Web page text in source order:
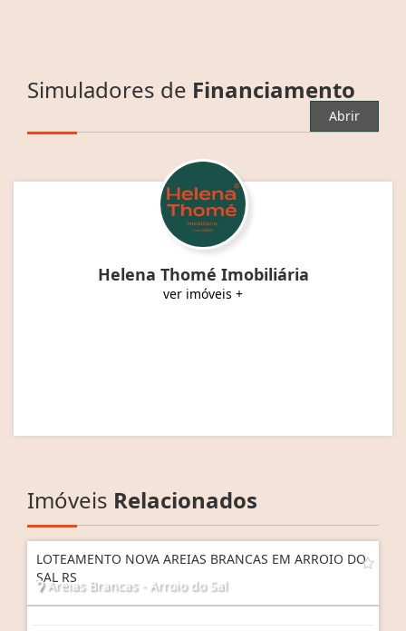
Simuladores de Financiamento
Abrir
Helena Thomé Imobiliária
ver imóveis +
Imóveis Relacionados
LOTEAMENTO NOVA AREIAS BRANCAS EM ARROIO DO
SAL RS
Areias Brancas - Arroio do Sal